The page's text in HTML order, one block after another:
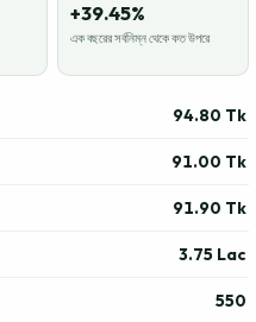
+39.45%
এক বছরের সর্বনিম্ন থেকে কত উপরে
94.80 Tk
91.00 Tk
91.90 Tk
3.75 Lac
550